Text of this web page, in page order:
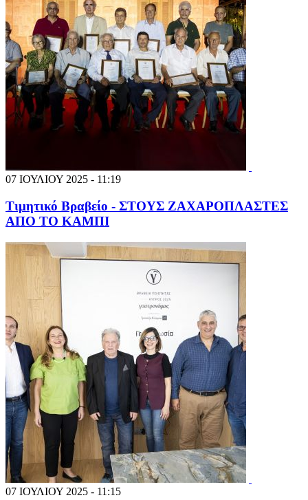
07 ΙΟΥΛΙΟΥ 2025 - 11:19
Τιμητικό Βραβείο - ΣΤΟΥΣ ΖΑΧΑΡΟΠΛΑΣΤΕΣ
ΑΠΟ ΤΟ ΚΑΜΠΙ
07 ΙΟΥΛΙΟΥ 2025 - 11:15